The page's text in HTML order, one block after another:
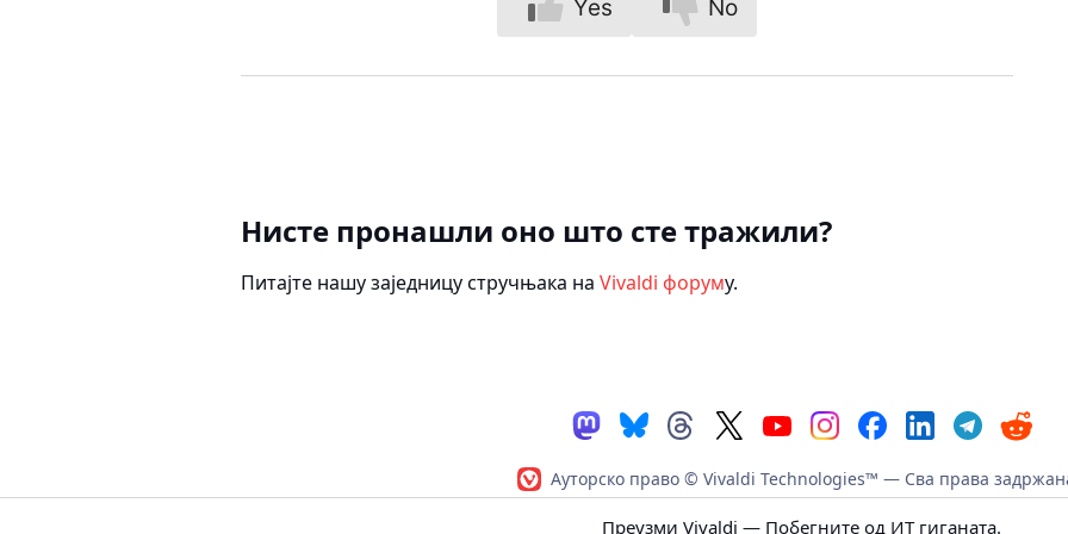
Yes No
Нисте пронашли оно што сте тражили?
Питајте нашу заједницу стручњака на Vivaldi форуму.
Ауторско право © Vivaldi Technologies™ — Сва права
Преузми Vivaldi — Побегните од ИТ гиганата.